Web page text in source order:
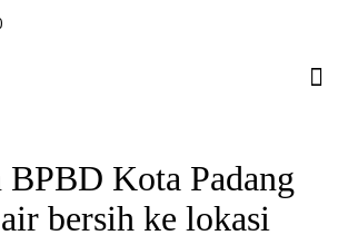
Kota Padang
bersih ke lokasi